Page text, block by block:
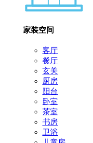
家装空间
客厅
餐厅
玄关
厨房
阳台
卧室
茶室
书房
卫浴